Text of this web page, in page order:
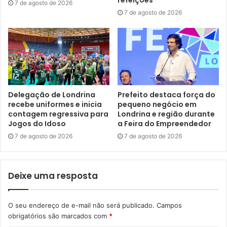
Foto: Emerson Dias/NCom
No lançamento da modernização do aeroporto, o prefeito
Marcelo Belinati lembrou que a Prefeitura já destinou
R$70 milhões na desapropriação de imóveis no entorno,
viabilizando as obras de ampliação de pista. “É um
momento histórico para Londrina, são mais de R$300
milhões de reais de investimento dentro do que a
Prefeitura já investiu, que o Governo Federal vai investir
concessionária mais R$185 milhões. O aeroporto é um
ponto específico que mostra o desenvolvimento de uma
cidade e ajuda na atração de indústrias e de empresas. Ele
fomenta a vinda do empresariado, movimenta a economia
7 de agosto de 2026
7 de agosto de 2026
Delegação de Londrina
recebe uniformes e inicia
contagem regressiva para
Jogos do Idoso
7 de agosto de 2026
Prefeito destaca força do
pequeno negócio em
Londrina e região durante
a Feira do Empreendedor
7 de agosto de 2026
Deixe uma resposta
O seu endereço de e-mail não será publicado. Campos
obrigatórios são marcados com *